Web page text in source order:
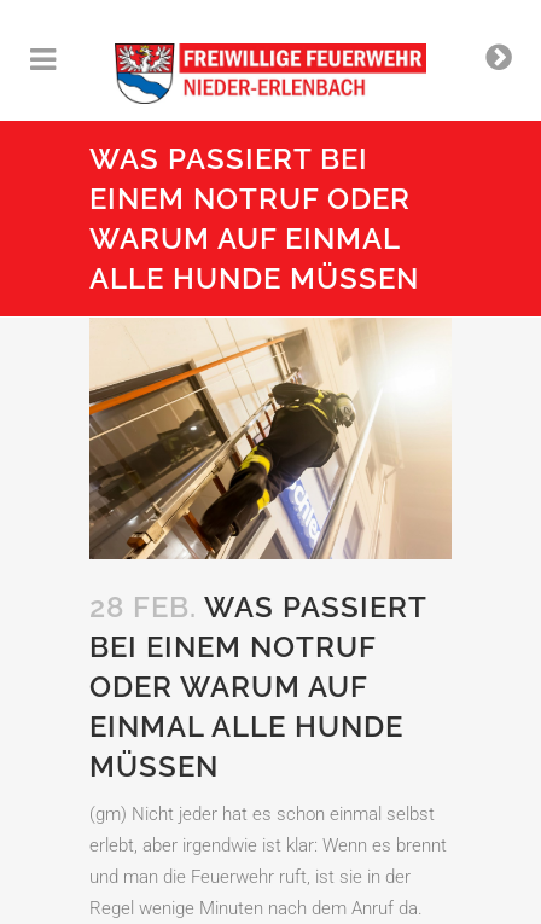
WAS PASSIERT BEI
EINEM NOTRUF ODER
WARUM AUF EINMAL
ALLE HUNDE MÜSSEN
28 FEB. WAS PASSIERT
BEI EINEM NOTRUF
ODER WARUM AUF
EINMAL ALLE HUNDE
MÜSSEN
(gm) Nicht jeder hat es schon einmal selbst
erlebt, aber irgendwie ist klar: Wenn es brennt
und man die Feuerwehr ruft, ist sie in der
Regel wenige Minuten nach dem Anruf da.